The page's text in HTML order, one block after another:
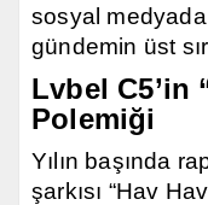
sosyal medyada
gündemin üst
Lvbel C5’in
Polemiği
Yılın başında
şarkısı “Hav